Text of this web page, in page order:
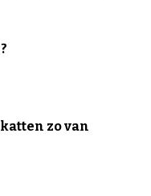
zo van